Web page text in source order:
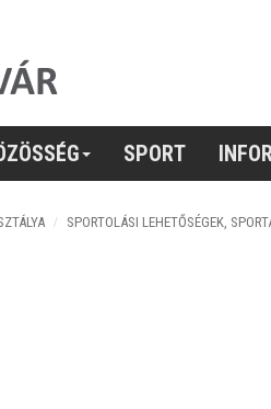
SPORT
SPORTOLÁSI LEHETŐSÉGEK,